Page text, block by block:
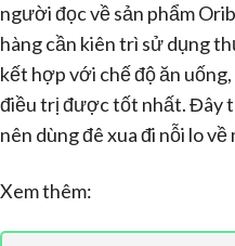
người đọc về sản phẩm
hàng cần kiên trì sử dụng
kết hợp với chế độ ăn
điều trị được tốt nhất. Đây
nên dùng đê xua đi nỗi lo về
Xem thêm: